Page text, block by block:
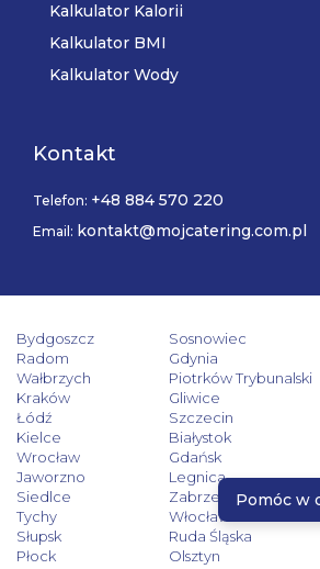
Kalkulator Kalorii
Kalkulator BMI
Kalkulator Wody
Kontakt
Telefon: +48 884 570 220
Email: kontakt@mojcatering.com.pl
Bydgoszcz Sosnowiec
Radom
Gdynia
Wałbrzych
Piotrków Trybunalski
Kraków
Gliwice
Łódź
Szczecin
Kielce
Białystok
Wrocław
Gdańsk
Jaworzno
Legnica
Siedlce
Zabrze
Tychy
Włocławek
Słupsk
Ruda Śląska
Płock
Olsztyn